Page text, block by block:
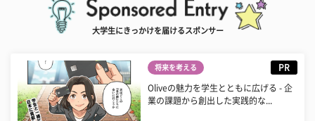
大学生にきっかけを届けるスポンサー
将来を考える PR
Oliveの魅力を学生とともに広げる - 企
業の課題から創出した実践的な...